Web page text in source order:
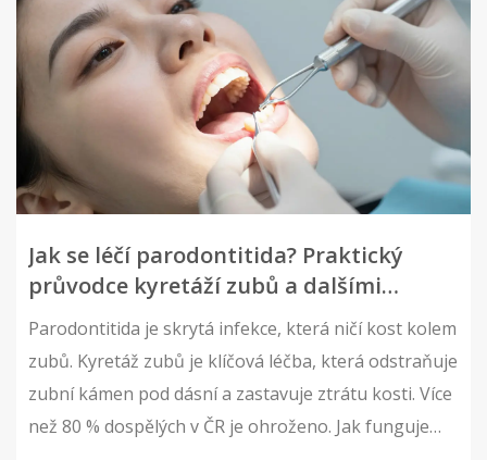
Jak se léčí parodontitida? Praktický
průvodce kyretáží zubů a dalšími
léčebnými kroky
Parodontitida je skrytá infekce, která ničí kost kolem
zubů. Kyretáž zubů je klíčová léčba, která odstraňuje
zubní kámen pod dásní a zastavuje ztrátu kosti. Více
než 80 % dospělých v ČR je ohroženo. Jak funguje